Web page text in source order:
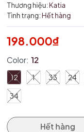
Thương hiệu:Katia
Tình trạng:Hết hàng
198.000₫
Color: 12
12 1 33 24
34
Hết hàng
Ngày hết hạn: